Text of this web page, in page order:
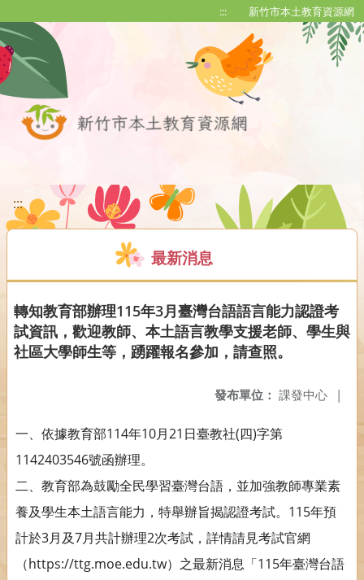
::: 新竹市本土教育資源網
:::
最新消息
轉知教育部辦理115年3月臺灣台語語言能力認證考
試資訊，歡迎教師、本土語言教學支援老師、學生與
社區大學師生等，踴躍報名參加，請查照。
發布單位： 課發中心 |
一、依據教育部114年10月21日臺教社(四)字第
1142403546號函辦理。
二、教育部為鼓勵全民學習臺灣台語，並加強教師專業素
養及學生本土語言能力，特舉辦旨揭認證考試。115年預
計於3月及7月共計辦理2次考試，詳情請見考試官網
（https://ttg.moe.edu.tw）之最新消息「115年臺灣台語